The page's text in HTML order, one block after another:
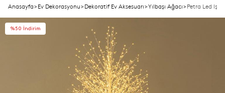
Anasayfa>Ev Dekorasyonu>Dekoratif Ev Aksesuarı>Yılbaşı Ağacı>Petra Led
%50 İndirim